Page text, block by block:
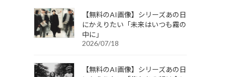
【無料のAI画像】シリーズあの日
にかえりたい「未来はいつも霧の
中に」
2026/07/18
【無料のAI画像】シリーズあの日